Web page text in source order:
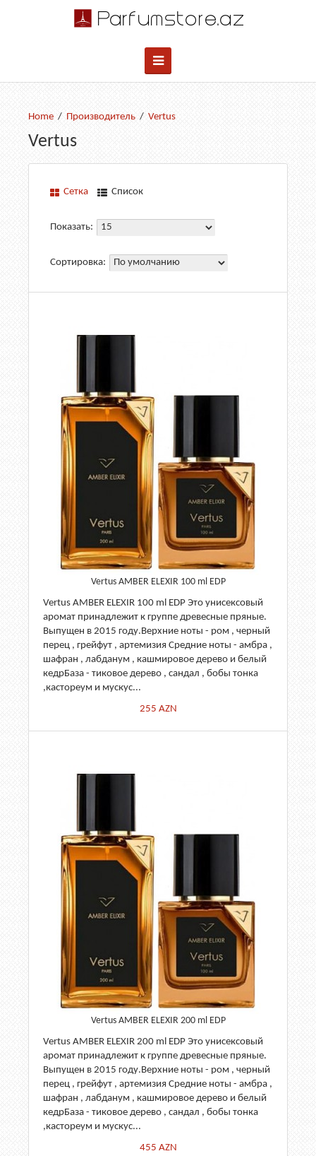
Производитель Vertus
Vertus
Сетка Список
Показать:
Сортировка:
Vertus AMBER ELEXIR 100 ml EDP
Vertus AMBER ELEXIR 100 ml EDP Это унисексовый
аромат принадлежит к группе древесные пряные.
Выпущен в 2015 году.Верхние ноты - ром , черный
перец , грейфут , артемизия Средние ноты - амбра ,
шафран , лабданум , кашмировое дерево и белый
кедрБаза - тиковое дерево , сандал , бобы тонка
,кастореум и мускус...
255 AZN
Vertus AMBER ELEXIR 200 ml EDP
Vertus AMBER ELEXIR 200 ml EDP Это унисексовый
аромат принадлежит к группе древесные пряные.
Выпущен в 2015 году.Верхние ноты - ром , черный
перец , грейфут , артемизия Средние ноты - амбра ,
шафран , лабданум , кашмировое дерево и белый
кедрБаза - тиковое дерево , сандал , бобы тонка
,кастореум и мускус...
455 AZN